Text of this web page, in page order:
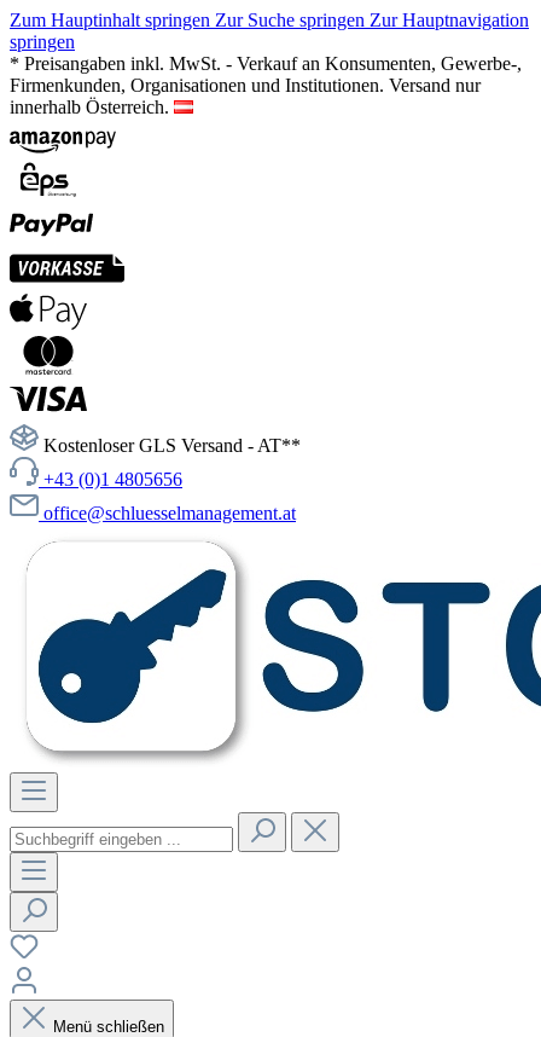
Zum Hauptinhalt springen Zur Suche springen Zur Hauptnavigation
springen
* Preisangaben inkl. MwSt. - Verkauf an Konsumenten, Gewerbe-,
Firmenkunden, Organisationen und Institutionen. Versand nur
innerhalb Österreich.
Kostenloser GLS Versand - AT**
+43 (0)1 4805656
office@schluesselmanagement.at
Menü schließen